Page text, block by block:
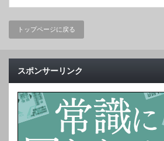
トップページに戻る
スポンサーリンク